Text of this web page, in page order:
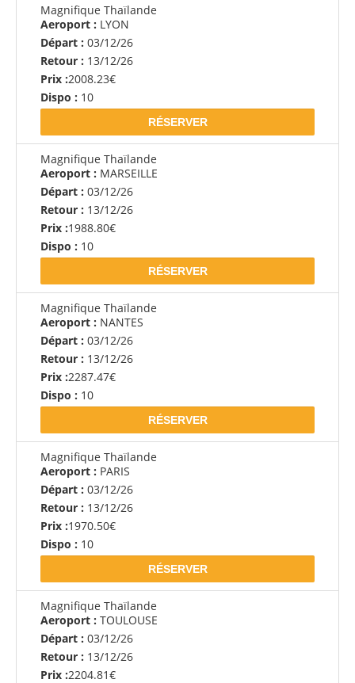
Magnifique Thaïlande
Aeroport : LYON
Départ : 03/12/26
Retour : 13/12/26
Prix :2008.23€
Dispo : 10
RÉSERVER
Magnifique Thaïlande
Aeroport : MARSEILLE
Départ : 03/12/26
Retour : 13/12/26
Prix :1988.80€
Dispo : 10
RÉSERVER
Magnifique Thaïlande
Aeroport : NANTES
Départ : 03/12/26
Retour : 13/12/26
Prix :2287.47€
Dispo : 10
RÉSERVER
Magnifique Thaïlande
Aeroport : PARIS
Départ : 03/12/26
Retour : 13/12/26
Prix :1970.50€
Dispo : 10
RÉSERVER
Magnifique Thaïlande
Aeroport : TOULOUSE
Départ : 03/12/26
Retour : 13/12/26
Prix :2204.81€